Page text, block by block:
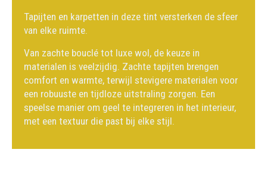
Tapijten en karpetten in deze tint versterken de sfeer
van elke ruimte.
Van zachte bouclé tot luxe wol, de keuze in
materialen is veelzijdig. Zachte tapijten brengen
comfort en warmte, terwijl stevigere materialen voor
een robuuste en tijdloze uitstraling zorgen. Een
speelse manier om geel te integreren in het interieur,
met een textuur die past bij elke stijl.